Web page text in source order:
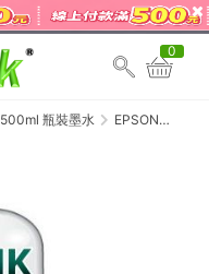
0
500ml 瓶裝墨水
EPSON